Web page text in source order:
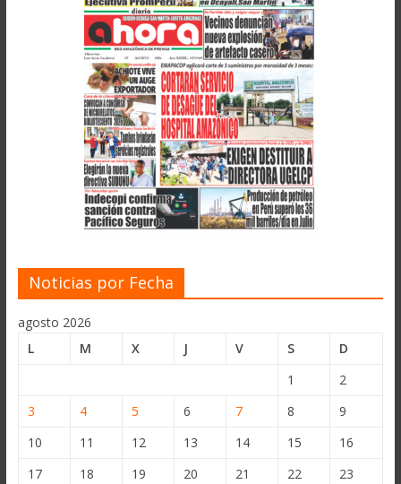
Noticias por Fecha
agosto 2026
L
M X J V S
D
1
2
3
4 5 6 7 8
9
10
11 12 13 14 15
16
17
18 19 20 21 22
23